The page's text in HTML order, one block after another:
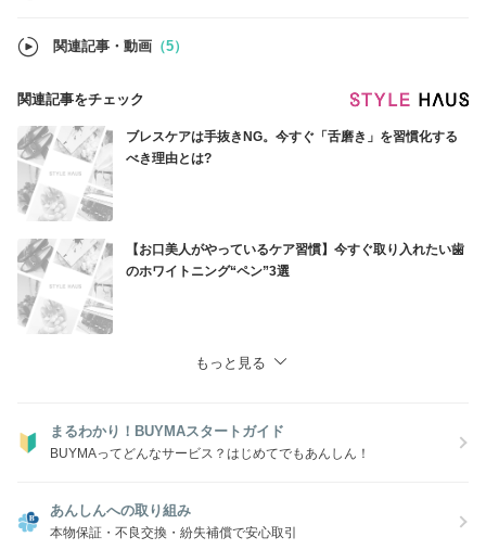
関連記事・動画 （5）
関連記事をチェック
ブレスケアは手抜きNG。今すぐ「舌磨き」を習慣化する
べき理由とは?
【お口美人がやっているケア習慣】今すぐ取り入れたい歯
のホワイトニング“ペン”3選
もっと見る
まるわかり！BUYMAスタートガイド
BUYMAってどんなサービス？はじめてでもあんしん！
あんしんへの取り組み
本物保証・不良交換・紛失補償で安心取引